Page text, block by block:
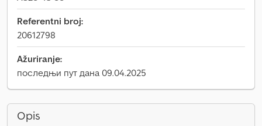
Referentni broj:
20612798
Ažuriranje:
последњи пут дана 09.04.2025
Opis